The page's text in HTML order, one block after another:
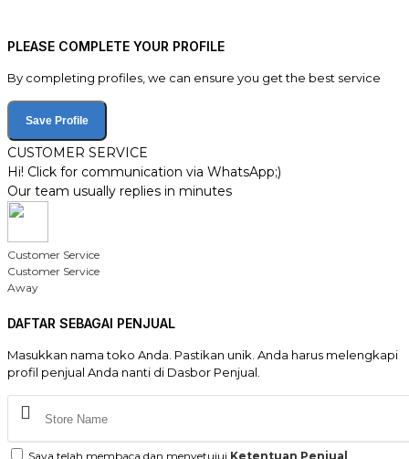
PLEASE COMPLETE YOUR PROFILE
By completing profiles, we can ensure you get the best service
Save Profile
CUSTOMER SERVICE
Hi! Click for communication via WhatsApp;)
Our team usually replies in minutes
Customer Service
Customer Service
Away
DAFTAR SEBAGAI PENJUAL
Masukkan nama toko Anda. Pastikan unik. Anda harus melengkapi
profil penjual Anda nanti di Dasbor Penjual.
Saya telah membaca dan menyetujui Ketentuan Penjual